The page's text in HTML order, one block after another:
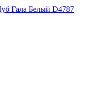
Гала Белый D4787